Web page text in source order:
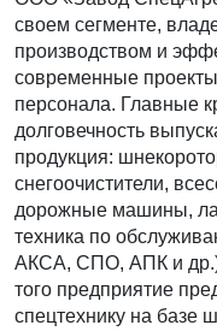
своем сегменте,
производством и
современные
персонала. Главные
долговечность
продукция:
снегоочистители,
дорожные машины,
техника по
АКСА, СПО, АПК и др.)
того предприятие
спецтехнику на базе